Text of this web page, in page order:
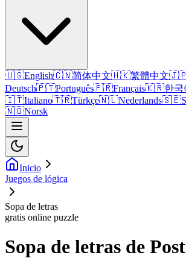
🇺🇸English🇨🇳简体中文🇭🇰繁體中文
Deutsch🇵🇹Português🇫🇷Français🇰🇷한국
🇮🇹Italiano🇹🇷Türkçe🇳🇱Nederlands🇸🇪
🇳🇴Norsk
Inicio
Juegos de lógica
Sopa de letras
gratis online puzzle
Sopa de letras de